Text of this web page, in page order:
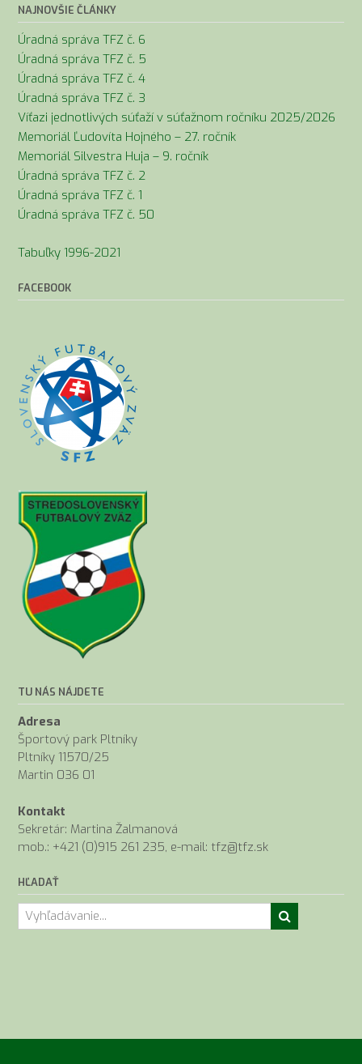
NAJNOVŠIE ČLÁNKY
Úradná správa TFZ č. 6
Úradná správa TFZ č. 5
Úradná správa TFZ č. 4
Úradná správa TFZ č. 3
Víťazi jednotlivých súťaží v súťažnom ročníku 2025/2026
Memoriál Ľudovíta Hojného – 27. ročník
Memoriál Silvestra Huja – 9. ročník
Úradná správa TFZ č. 2
Úradná správa TFZ č. 1
Úradná správa TFZ č. 50
Tabuľky 1996-2021
FACEBOOK
TU NÁS NÁJDETE
Adresa
Športový park Pltníky
Pltníky 11570/25
Martin 036 01
Kontakt
Sekretár: Martina Žalmanová
mob.: +421 (0)915 261 235, e-mail: tfz@tfz.sk
HĽADAŤ